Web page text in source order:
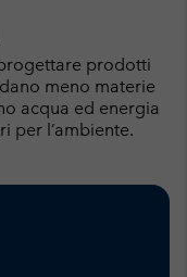
prodotti
meno materie
acqua ed energia
per l’ambiente.